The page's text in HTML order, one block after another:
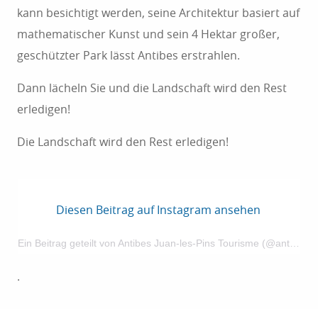
kann besichtigt werden, seine Architektur basiert auf
mathematischer Kunst und sein 4 Hektar großer,
geschützter Park lässt Antibes erstrahlen.
Dann lächeln Sie und die Landschaft wird den Rest
erledigen!
Die Landschaft wird den Rest erledigen!
Diesen Beitrag auf Instagram ansehen
.